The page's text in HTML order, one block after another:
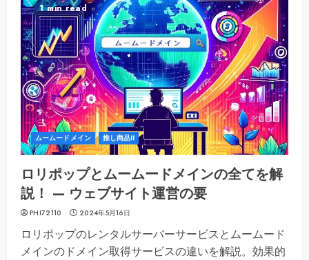
1 min read
ムームードメイン 推し商品II
ロリポップとムームードメインの全てを解
説！ — ウェブサイト運営の要
PHI72110 2024年5月16日
ロリポップのレンタルサーバーサービスとムームード
メインのドメイン取得サービスの違いを解説。効果的